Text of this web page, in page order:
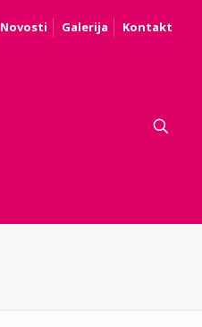
Novosti Galerija Kontakt